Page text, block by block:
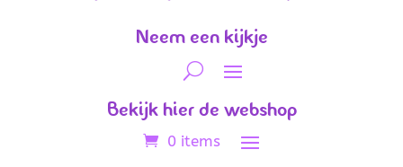
Neem een kijkje
Bekijk hier de webshop
0 items